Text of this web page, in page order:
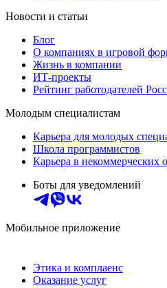
Новости и статьи
Блог
О компаниях в игровой
Жизнь в компании
ИТ-проекты
Рейтинг работодателей
Молодым специалистам
Карьера для молодых
Школа программистов
Карьера в некоммерческих
Боты для уведомлений
Мобильное приложение
Этика и комплаенс
Оказание услуг